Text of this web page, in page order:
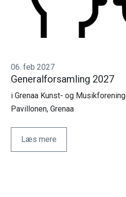
06. feb 2027
Generalforsamling 2027
i Grenaa Kunst- og Musikforening
Pavillonen, Grenaa
Læs mere